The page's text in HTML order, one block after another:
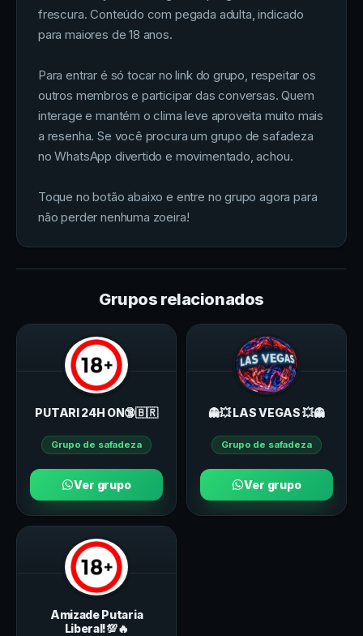
frescura. Conteúdo com pegada adulta, indicado
para maiores de 18 anos.
Para entrar é só tocar no link do grupo, respeitar os
outros membros e participar das conversas. Quem
interage e mantém o clima leve aproveita muito mais
a resenha. Se você procura um grupo de safadeza
no WhatsApp divertido e movimentado, achou.
Toque no botão abaixo e entre no grupo agora para
não perder nenhuma zoeira!
Grupos relacionados
PUTARI 24H ON🔞🇧🇷
Grupo de safadeza
Ver grupo
👻💥 LAS VEGAS 💥👻
Grupo de safadeza
Ver grupo
Amizade Putaria
Liberal!💯🔥